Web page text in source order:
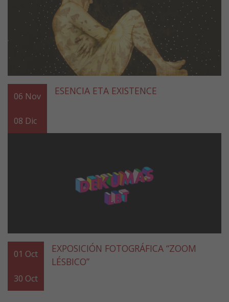
06 Nov
08 Dic
ESENCIA ETA EXISTENCE
01 Oct
30 Oct
EXPOSICIÓN FOTOGRÁFICA “ZOOM
LÉSBICO”